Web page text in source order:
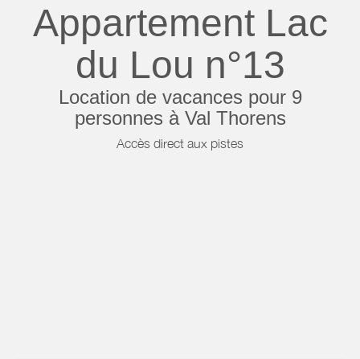
Appartement Lac
du Lou n°13
Location de vacances pour 9
personnes à Val Thorens
Accès direct aux pistes